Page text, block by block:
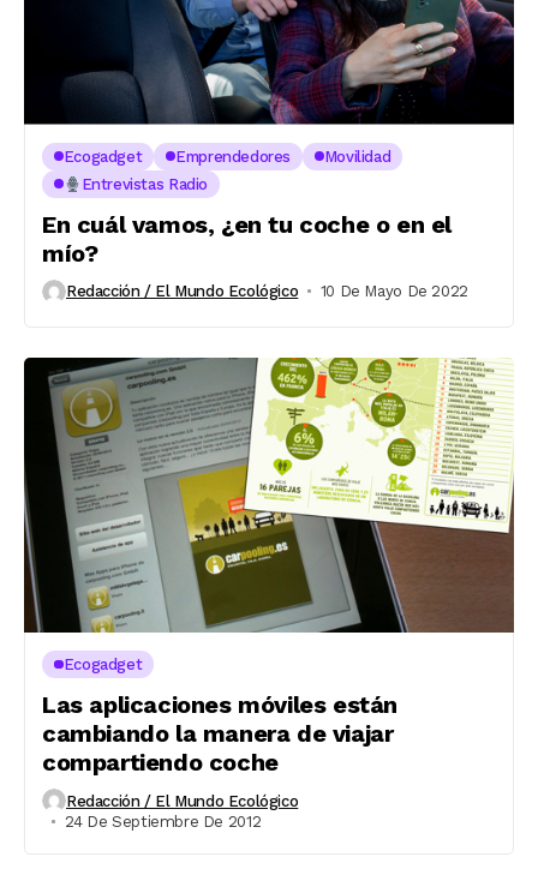
Ecogadget Emprendedores
Movilidad
Entrevistas Radio
En cuál vamos, ¿en tu coche o en el
mío?
Redacción / El Mundo Ecológico 10 De Mayo De 2022
Ecogadget
Las aplicaciones móviles están
cambiando la manera de viajar
compartiendo coche
Redacción / El Mundo Ecológico
24 De Septiembre De 2012